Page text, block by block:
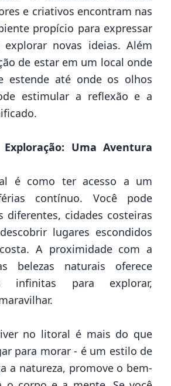
e criativos encontram nas
propício para expressar
novas ideias. Além
de estar em um local onde
estende até onde os olhos
estimular a reflexão e a
Uma Aventura
é como ter acesso a um
contínuo. Você pode
diferentes, cidades costeiras
lugares escondidos
A proximidade com a
belezas naturais oferece
infinitas para explorar,
no litoral é mais do que
para morar - é um estilo de
a natureza, promove o bem-